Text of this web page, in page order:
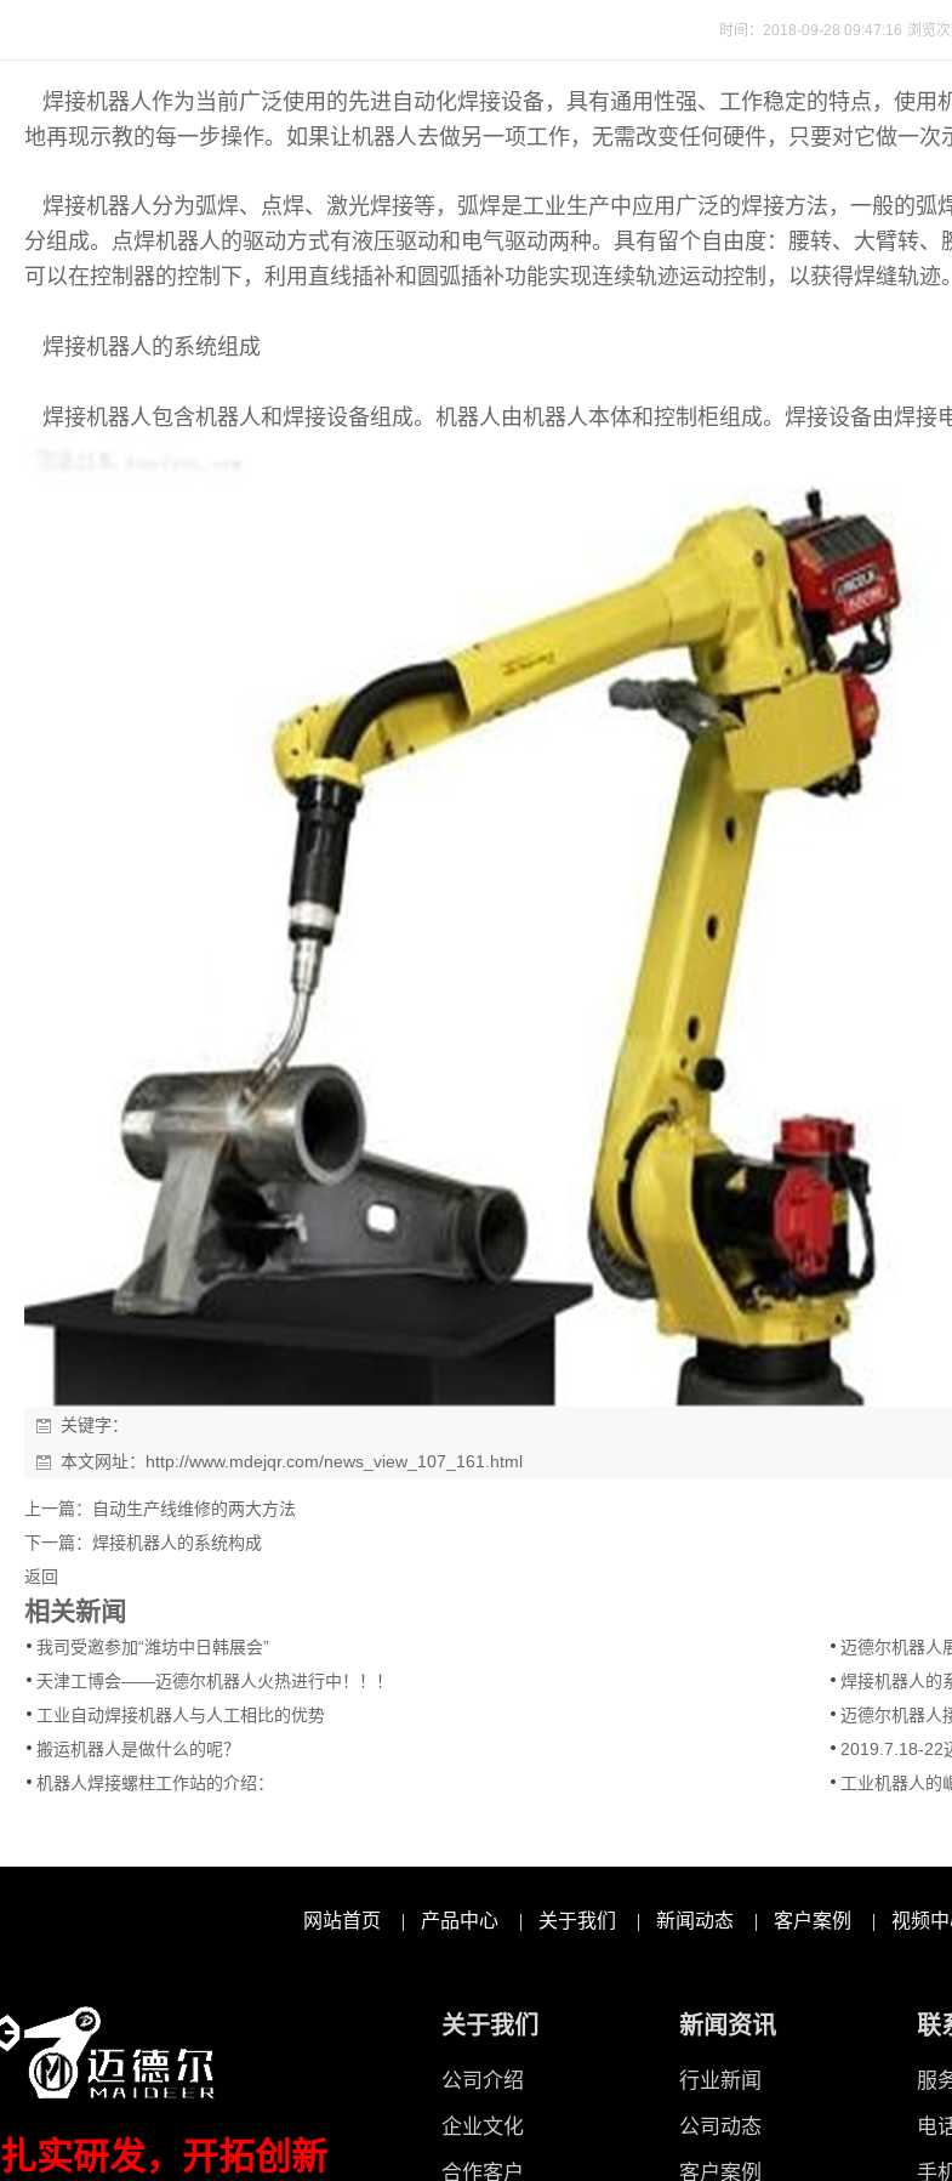
时间：2018-09-28 09:47:16 浏览次
焊接机器人作为当前广泛使用的先进自动化焊接设备，具有通用性强、工作稳定的特点，使
地再现示教的每一步操作。如果让机器人去做另一项工作，无需改变任何硬件，只要对它做一次
焊接机器人分为弧焊、点焊、激光焊接等，弧焊是工业生产中应用广泛的焊接方法，一般的
分组成。点焊机器人的驱动方式有液压驱动和电气驱动两种。具有留个自由度：腰转、大臂转
可以在控制器的控制下，利用直线插补和圆弧插补功能实现连续轨迹运动控制，以获得焊缝轨迹。
焊接机器人的系统组成
焊接机器人包含机器人和焊接设备组成。机器人由机器人本体和控制柜组成。焊接设备由焊接
关键字：
本文网址： http://www.mdejqr.com/news_view_107_161.html
上一篇：
自动生产线维修的两大方法
下一篇： 焊接机器人的系统构成
返回
相关新闻
我司受邀参加“潍坊中日韩展会”
迈德尔机器人
天津工博会——迈德尔机器人火热进行中！！！
焊接机器人的
工业自动焊接机器人与人工相比的优势
迈德尔机器人
搬运机器人是做什么的呢？
2019.7.18-22
机器人焊接螺柱工作站的介绍：
工业机器人的
网站首页 | 产品中心 | 关于我们 | 新闻动态 | 客户案例 | 视频
扎实研发，开拓创新
关于我们
公司介绍
企业文化
合作客户
新闻资讯
行业新闻
公司动态
客户案例
联
服
电
手